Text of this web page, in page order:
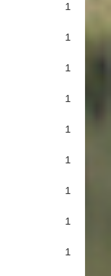
1
1
1
1
1
1
1
1
1